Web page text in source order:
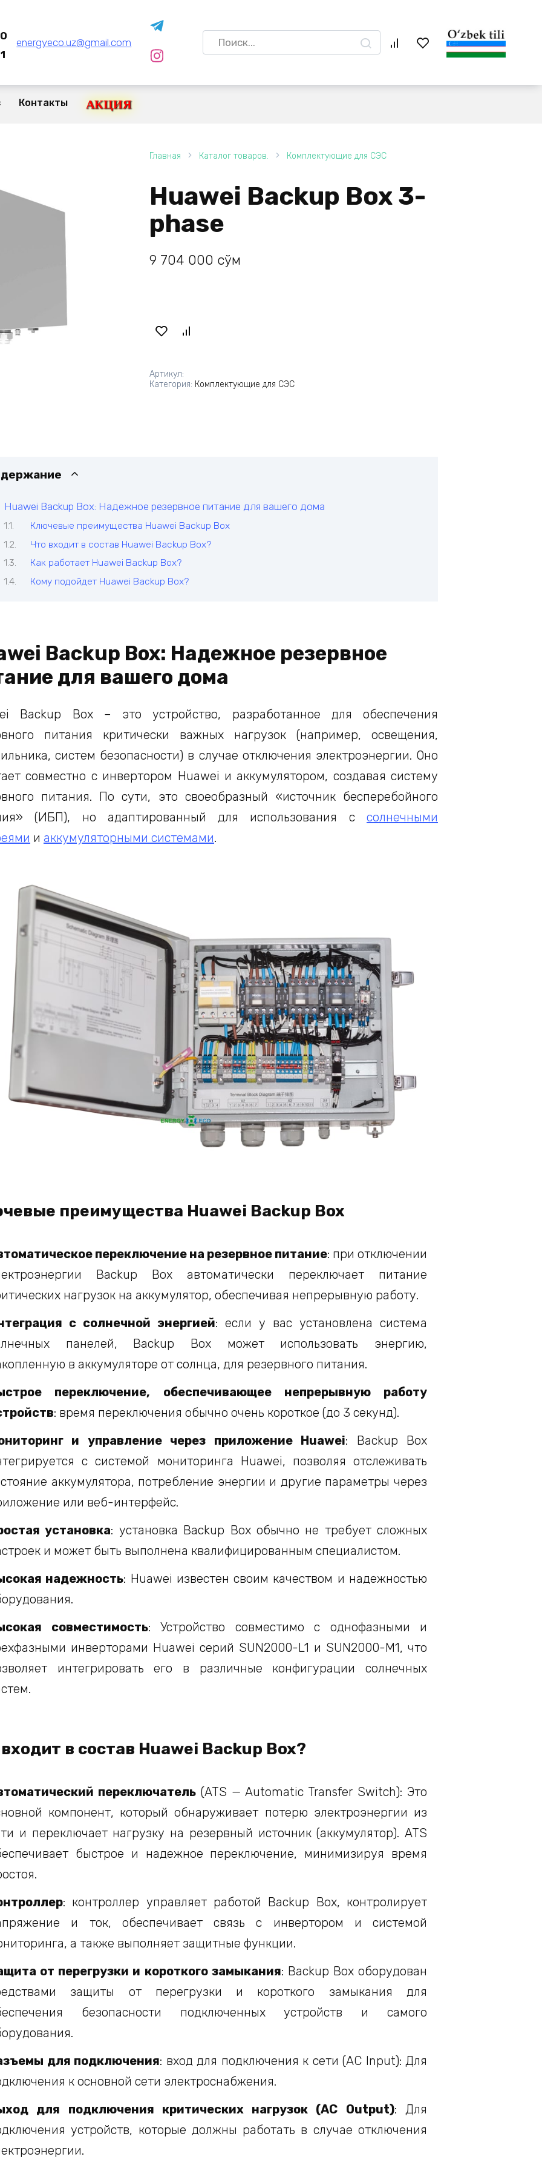
energyeco.uz@gmail.com
Search
Контакты АКЦИЯ
Главная Каталог товаров. Комплектующие для СЭС
Huawei Backup Box 3-
phase
9 704 000 сўм
Артикул:
Категория: Комплектующие для СЭС
Huawei Backup Box: Надежное резервное питание для вашего дома
Ключевые преимущества Huawei Backup Box
Что входит в состав Huawei Backup Box?
Как работает Huawei Backup Box?
Кому подойдет Huawei Backup Box?
Backup Box: Надежное резервное
для вашего дома
Backup Box – это устройство, разработанное для обеспечения
питания критически важных нагрузок (например, освещения,
систем безопасности) в случае отключения электроэнергии. Оно
совместно с инвертором Huawei и аккумулятором, создавая систему
питания. По сути, это своеобразный «источник бесперебойного
(ИБП), но адаптированный для использования с солнечными
и аккумуляторными системами.
преимущества Huawei Backup Box
переключение на резервное питание: при отключении
Backup Box автоматически переключает питание
нагрузок на аккумулятор, обеспечивая непрерывную работу.
с солнечной энергией: если у вас установлена система
панелей, Backup Box может использовать энергию,
в аккумуляторе от солнца, для резервного питания.
переключение, обеспечивающее непрерывную работу
: время переключения обычно очень короткое (до 3 секунд).
и управление через приложение Huawei: Backup Box
с системой мониторинга Huawei, позволяя отслеживать
аккумулятора, потребление энергии и другие параметры через
или веб-интерфейс.
установка: установка Backup Box обычно не требует сложных
и может быть выполнена квалифицированным специалистом.
надежность: Huawei известен своим качеством и надежностью
совместимость: Устройство совместимо с однофазными и
инверторами Huawei серий SUN2000-L1 и SUN2000-M1, что
интегрировать его в различные конфигурации солнечных
в состав Huawei Backup Box?
переключатель (ATS — Automatic Transfer Switch): Это
компонент, который обнаруживает потерю электроэнергии из
и переключает нагрузку на резервный источник (аккумулятор). ATS
быстрое и надежное переключение, минимизируя время
: контроллер управляет работой Backup Box, контролирует
и ток, обеспечивает связь с инвертором и системой
а также выполняет защитные функции.
от перегрузки и короткого замыкания: Backup Box оборудован
защиты от перегрузки и короткого замыкания для
безопасности подключенных устройств и самого
для подключения: вход для подключения к сети (AC Input): Для
к основной сети электроснабжения.
для подключения критических нагрузок (AC Output): Для
устройств, которые должны работать в случае отключения